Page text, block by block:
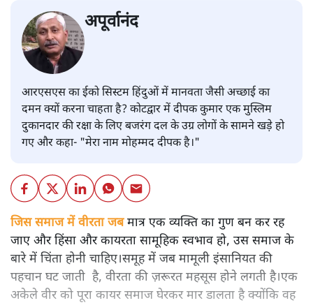
अपूर्वानंद
आरएसएस का ईको सिस्टम हिंदुओं में मानवता जैसी अच्छाई का
दमन क्यों करना चाहता है? कोटद्वार में दीपक कुमार एक मुस्लिम
दुकानदार की रक्षा के लिए बजरंग दल के उग्र लोगों के सामने खड़े हो
गए और कहा- "मेरा नाम मोहम्मद दीपक है।"
जिस समाज में वीरता जबमात्र एक व्यक्ति का गुण बन कर रह
जाए और हिंसा और कायरता सामूहिक स्वभाव हो, उस समाज के
बारे में चिंता होनी चाहिए।समूह में जब मामूली इंसानियत की
पहचान घट जाती है, वीरता की ज़रूरत महसूस होने लगती है।एक
अकेले वीर को पूरा कायर समाज घेरकर मार डालता है क्योंकि वह